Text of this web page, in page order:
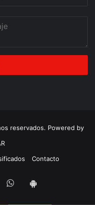
reservados. Powered by
Contacto
Whatsapp